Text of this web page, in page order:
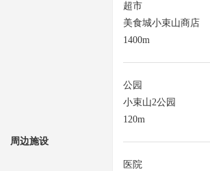
周边施设
超市
美食城小束山商店
1400m
公园
小束山2公园
120m
医院